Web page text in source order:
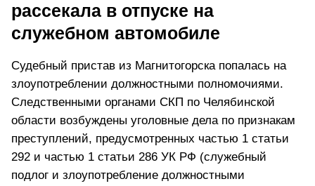
рассекала в отпуске на
служебном автомобиле
Судебный пристав из Магнитогорска попалась на
злоупотреблении должностными полномочиями.
Следственными органами СКП по Челябинской
области возбуждены уголовные дела по признакам
преступлений, предусмотренных частью 1 статьи
292 и частью 1 статьи 286 УК РФ (служебный
подлог и злоупотребление должностными